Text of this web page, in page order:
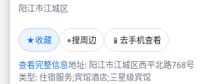
阳江市江城区
★收藏 ⌖搜周边 📱 去手机查看
查看完整信息地址: 阳江市江城区西平北路768号
类型: 住宿服务;宾馆酒店;三星级宾馆